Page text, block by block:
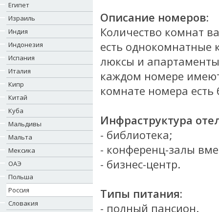
Египет
Израиль
Индия
Индонезия
Испания
Италия
Кипр
Китай
Куба
Мальдивы
Мальта
Мексика
ОАЭ
Польша
Россия
Словакия
Описание номеров:
Количество комнат
есть однокомнатные
люксы и
каждом номере
комнате номера есть
Инфраструктура
- библиотека;
- конференц-залы
- бизнес-центр.
Типы питания:
- полный пансион.